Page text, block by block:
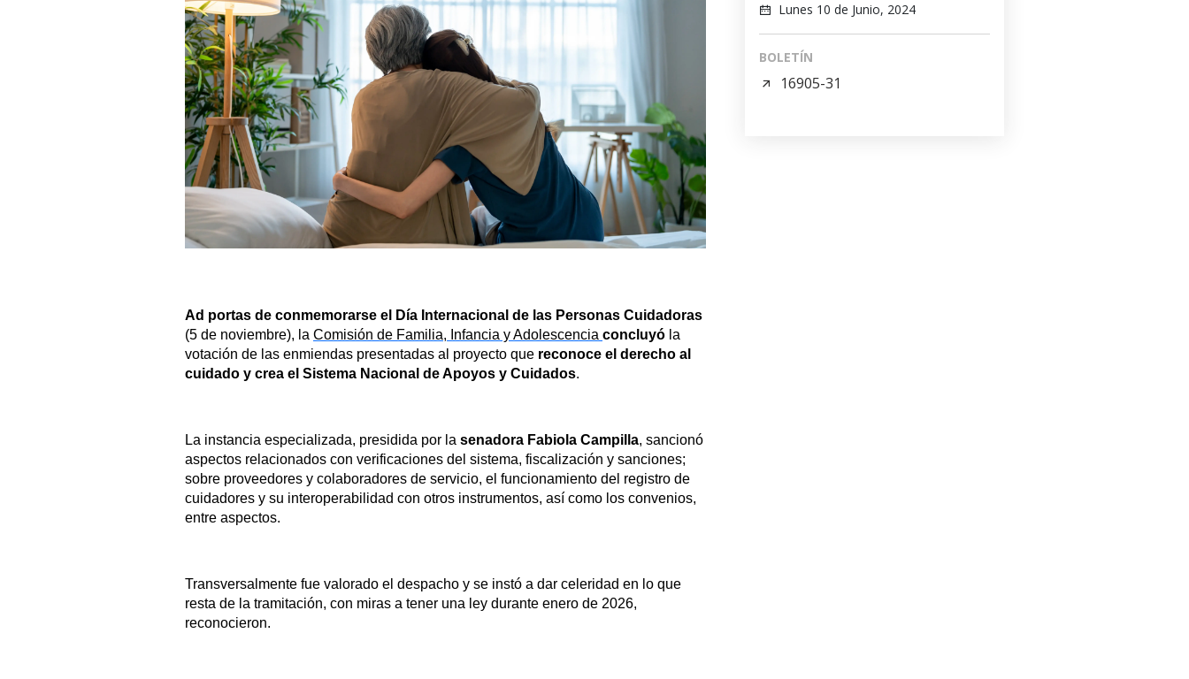
Ad portas de conmemorarse el Día Internacional de las Personas Cuidadoras
(5 de noviembre), la Comisión de Familia, Infancia y Adolescencia concluyó la
votación de las enmiendas presentadas al proyecto que reconoce el derecho al
cuidado y crea el Sistema Nacional de Apoyos y Cuidados.
La instancia especializada, presidida por la senadora Fabiola Campilla, sancionó
aspectos relacionados con verificaciones del sistema, fiscalización y sanciones;
sobre proveedores y colaboradores de servicio, el funcionamiento del registro de
cuidadores y su interoperabilidad con otros instrumentos, así como los convenios,
entre aspectos.
Transversalmente fue valorado el despacho y se instó a dar celeridad en lo que
resta de la tramitación, con miras a tener una ley durante enero de 2026,
reconocieron.
Lunes 10 de Junio, 2024
BOLETÍN
16905-31